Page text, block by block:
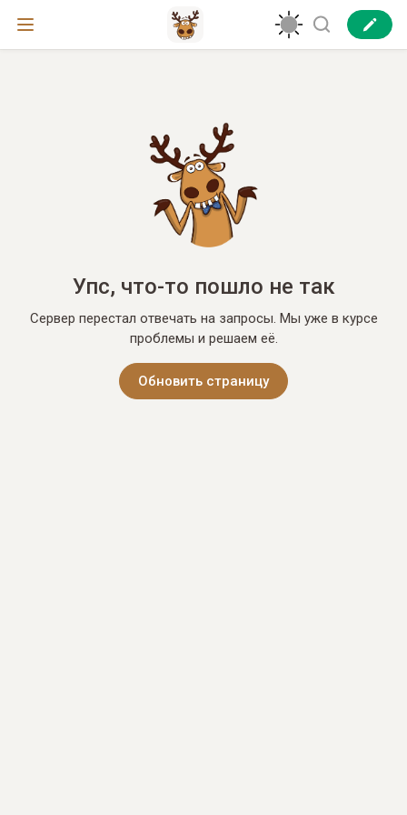
Упс, что-то пошло не так
Сервер перестал отвечать на запросы. Мы уже в курсе
проблемы и решаем её.
Обновить страницу